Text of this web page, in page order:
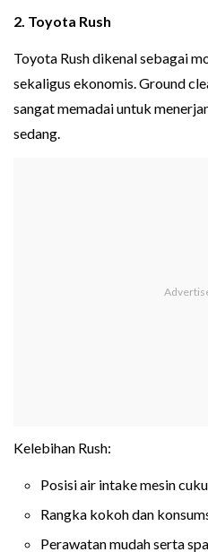
2. Toyota Rush
Toyota Rush dikenal sebagai
sekaligus ekonomis. Ground
sangat memadai untuk
sedang.
Kelebihan Rush:
Posisi air intake mesin
Rangka kokoh dan
Perawatan mudah serta